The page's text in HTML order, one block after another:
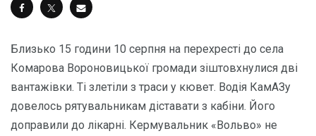
Близько 15 години 10 серпня на перехресті до села
Комарова Вороновицької громади зіштовхнулися дві
вантажівки. Ті злетіли з траси у кювет. Водія КамАЗу
довелось рятувальникам діставати з кабіни. Його
доправили до лікарні. Кермувальник «Вольво» не